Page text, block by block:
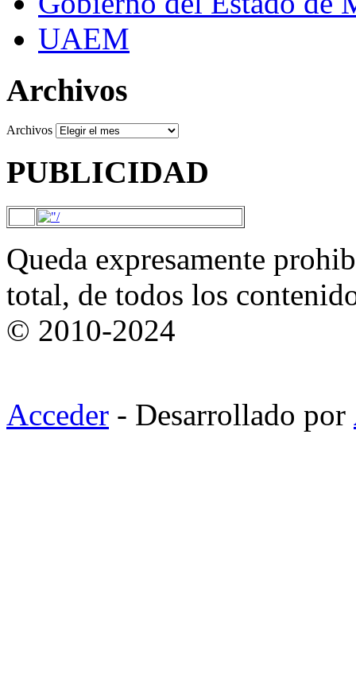
UAEM
Archivos
Archivos
PUBLICIDAD
Queda expresamente
total, de todos los
© 2010-2024
Acceder - Desarrollado por